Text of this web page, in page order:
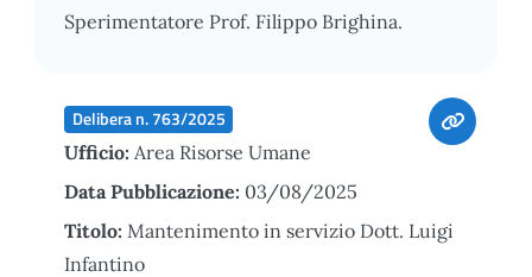
Sperimentatore Prof. Filippo Brighina.
Delibera n. 763/2025
Ufficio: Area Risorse Umane
Data Pubblicazione: 03/08/2025
Titolo: Mantenimento in servizio Dott. Luigi
Infantino